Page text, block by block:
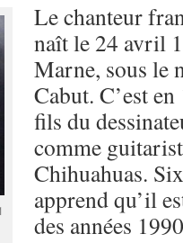
Le chanteur
naît le 24 avril
Marne, sous le
Cabut. C’est
fils du
comme
Chihuahuas.
apprend qu’il
des années